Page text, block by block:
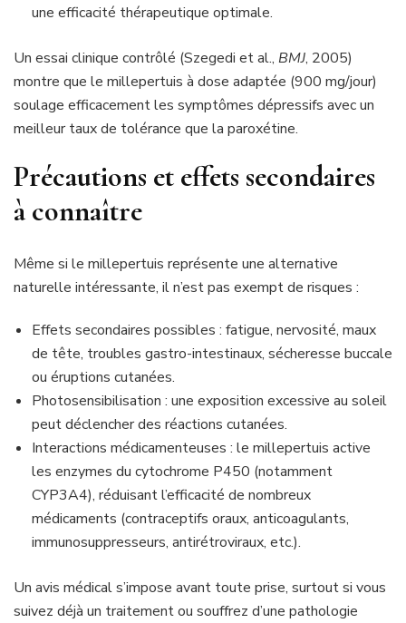
une efficacité thérapeutique optimale.
Un essai clinique contrôlé (Szegedi et al., BMJ, 2005)
montre que le millepertuis à dose adaptée (900 mg/jour)
soulage efficacement les symptômes dépressifs avec un
meilleur taux de tolérance que la paroxétine.
Précautions et effets secondaires
à connaître
Même si le millepertuis représente une alternative
naturelle intéressante, il n’est pas exempt de risques :
Effets secondaires possibles : fatigue, nervosité, maux
de tête, troubles gastro-intestinaux, sécheresse buccale
ou éruptions cutanées.
Photosensibilisation : une exposition excessive au soleil
peut déclencher des réactions cutanées.
Interactions médicamenteuses : le millepertuis active
les enzymes du cytochrome P450 (notamment
CYP3A4), réduisant l’efficacité de nombreux
médicaments (contraceptifs oraux, anticoagulants,
immunosuppresseurs, antirétroviraux, etc.).
Un avis médical s’impose avant toute prise, surtout si vous
suivez déjà un traitement ou souffrez d’une pathologie